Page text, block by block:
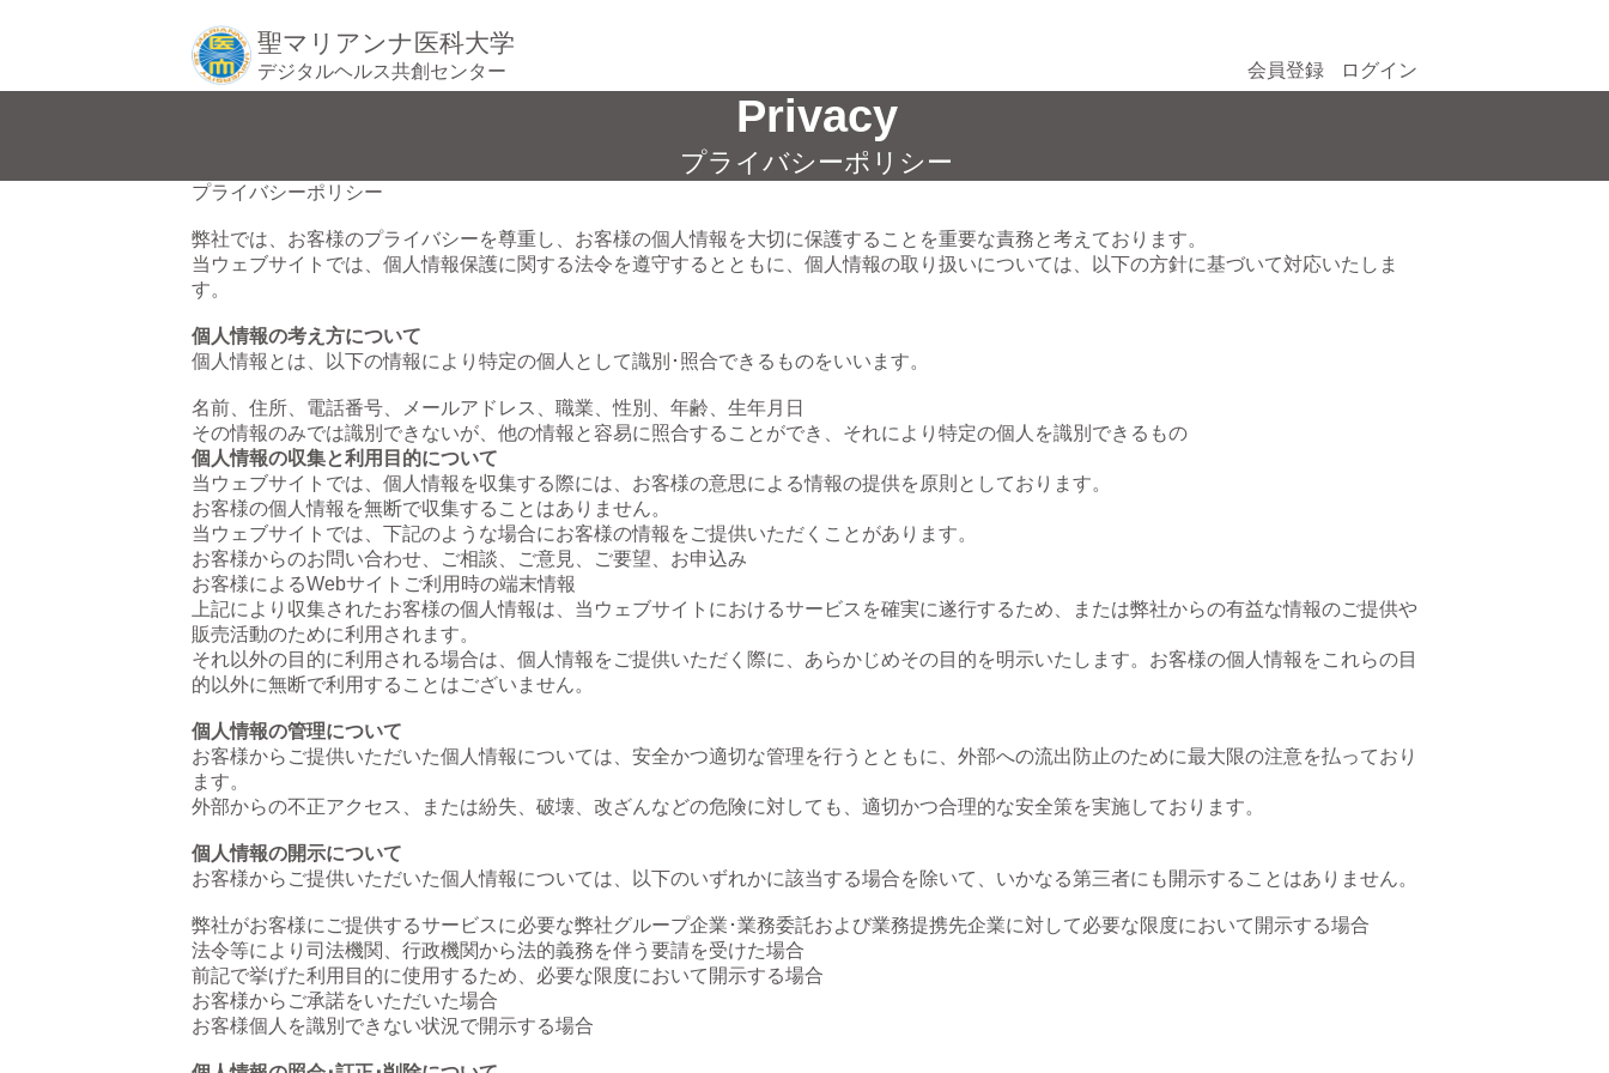
聖マリアンナ医科大学
デジタルヘルス共創センター 会員登録 ログイン
Privacy
プライバシーポリシー
プライバシーポリシー
弊社では、お客様のプライバシーを尊重し、お客様の個人情報を大切に保護することを重要な責務と考えております。
当ウェブサイトでは、個人情報保護に関する法令を遵守するとともに、個人情報の取り扱いについては、以下の方針に基づいて対応いたしま
す。
個人情報の考え方について
個人情報とは、以下の情報により特定の個人として識別･照合できるものをいいます。
名前、住所、電話番号、メールアドレス、職業、性別、年齢、生年月日
その情報のみでは識別できないが、他の情報と容易に照合することができ、それにより特定の個人を識別できるもの
個人情報の収集と利用目的について
当ウェブサイトでは、個人情報を収集する際には、お客様の意思による情報の提供を原則としております。
お客様の個人情報を無断で収集することはありません。
当ウェブサイトでは、下記のような場合にお客様の情報をご提供いただくことがあります。
お客様からのお問い合わせ、ご相談、ご意見、ご要望、お申込み
お客様によるWebサイトご利用時の端末情報
上記により収集されたお客様の個人情報は、当ウェブサイトにおけるサービスを確実に遂行するため、または弊社からの有益な情報のご提供や
販売活動のために利用されます。
それ以外の目的に利用される場合は、個人情報をご提供いただく際に、あらかじめその目的を明示いたします。お客様の個人情報をこれらの目
的以外に無断で利用することはございません。
個人情報の管理について
お客様からご提供いただいた個人情報については、安全かつ適切な管理を行うとともに、外部への流出防止のために最大限の注意を払っており
ます。
外部からの不正アクセス、または紛失、破壊、改ざんなどの危険に対しても、適切かつ合理的な安全策を実施しております。
個人情報の開示について
お客様からご提供いただいた個人情報については、以下のいずれかに該当する場合を除いて、いかなる第三者にも開示することはありません。
弊社がお客様にご提供するサービスに必要な弊社グループ企業･業務委託および業務提携先企業に対して必要な限度において開示する場合
法令等により司法機関、行政機関から法的義務を伴う要請を受けた場合
前記で挙げた利用目的に使用するため、必要な限度において開示する場合
お客様からご承諾をいただいた場合
お客様個人を識別できない状況で開示する場合